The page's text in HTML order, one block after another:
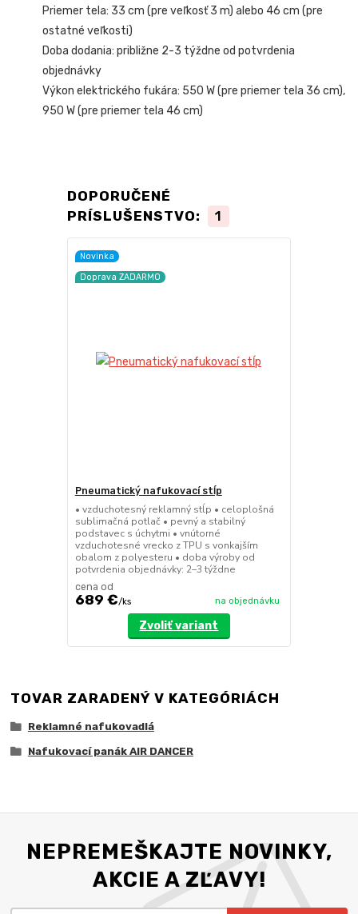
Priemer tela: 33 cm (pre veľkosť 3 m) alebo 46 cm (pre
ostatné veľkosti)
Doba dodania: približne 2-3 týždne od potvrdenia
objednávky
Výkon elektrického fukára: 550 W (pre priemer tela 36 cm),
950 W (pre priemer tela 46 cm)
DOPORUČENÉ
PRÍSLUŠENSTVO:
1
Novinka
Doprava ZADARMO
Pneumatický nafukovací stĺp
• vzduchotesný reklamný stĺp • celoplošná
sublimačná potlač • pevný a stabilný
podstavec s úchytmi • vnútorné
vzduchotesné vrecko z TPU s vonkajším
obalom z polyesteru • doba výroby od
potvrdenia objednávky: 2–3 týždne
cena od
689 €/ks na objednávku
Zvoliť variant
TOVAR ZARADENÝ V KATEGÓRIÁCH
Reklamné nafukovadlá
Nafukovací panák AIR DANCER
NEPREMEŠKAJTE NOVINKY,
AKCIE A ZĽAVY!